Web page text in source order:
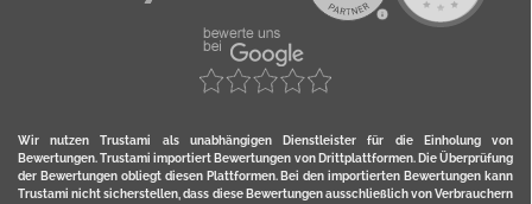
Wir nutzen Trustami als unabhängigen Dienstleister für die Einholung von
Bewertungen. Trustami importiert Bewertungen von Drittplattformen. Die Überprüfung
der Bewertungen obliegt diesen Plattformen. Bei den importierten Bewertungen kann
Trustami nicht sicherstellen, dass diese Bewertungen ausschließlich von Verbrauchern